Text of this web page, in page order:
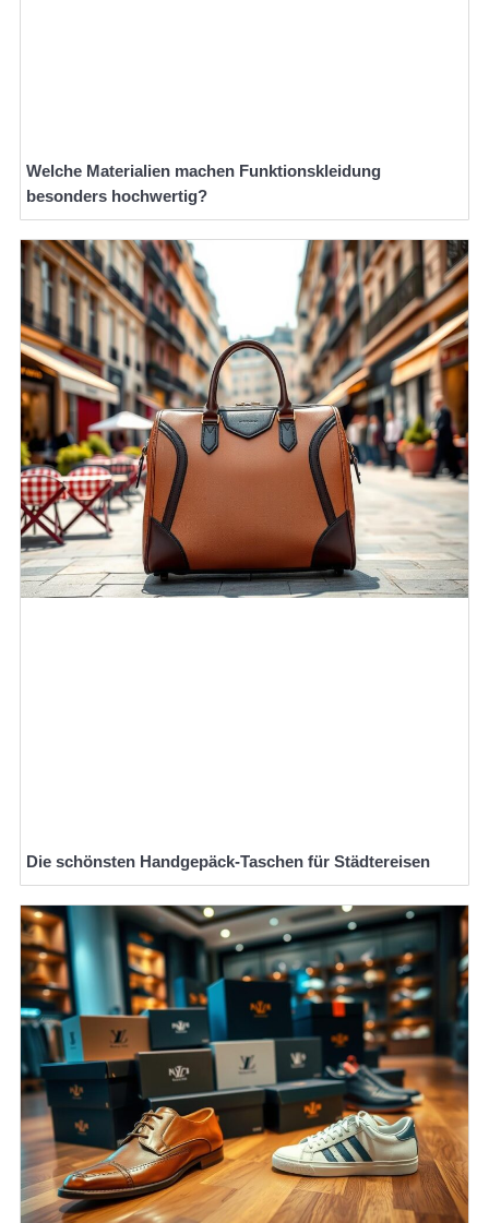
Welche Materialien machen Funktionskleidung
besonders hochwertig?
Die schönsten Handgepäck-Taschen für Städtereisen